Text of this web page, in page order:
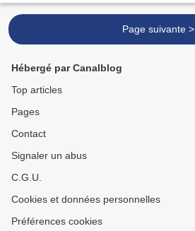
Page suivante >
Hébergé par Canalblog
Top articles
Pages
Contact
Signaler un abus
C.G.U.
Cookies et données personnelles
Préférences cookies